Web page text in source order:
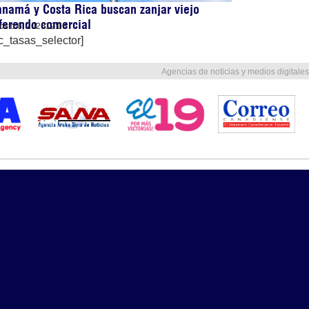
y Costa Rica buscan zanjar viejo
comercial
6, 202612:06
Agencias de noticias y medios digitales